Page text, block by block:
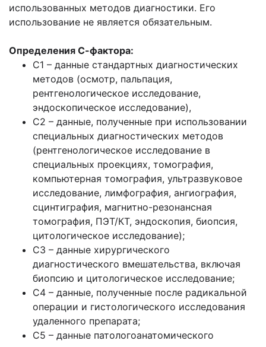
использованных методов диагностики. Его
использование не является обязательным.
Определения С-фактора:
С1 – данные стандартных диагностических
методов (осмотр, пальпация,
рентгенологическое исследование,
эндоскопическое исследование),
С2 – данные, полученные при использовании
специальных диагностических методов
(рентгенологическое исследование в
специальных проекциях, томография,
компьютерная томография, ультразвуковое
исследование, лимфография, ангиография,
сцинтиграфия, магнитно-резонансная
томография, ПЭТ/КТ, эндоскопия, биопсия,
цитологическое исследование);
С3 – данные хирургического
диагностического вмешательства, включая
биопсию и цитологическое исследование;
С4 – данные, полученные после радикальной
операции и гистологического исследования
удаленного препарата;
С5 – данные патологоанатомического